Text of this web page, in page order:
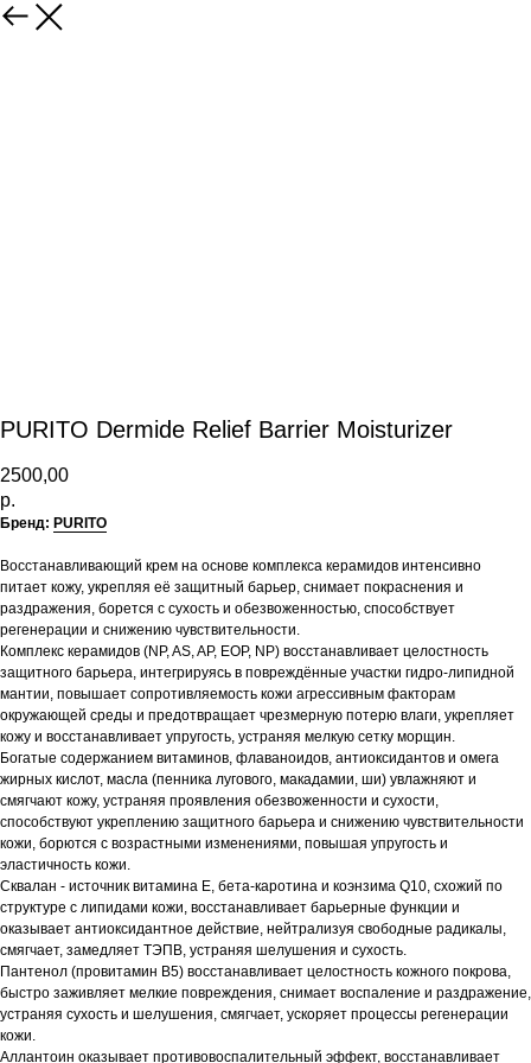
PURITO Dermide Relief Barrier Moisturizer
2500,00
р.
Бренд: PURITO
Восстанавливающий крем на основе комплекса керамидов интенсивно
питает кожу, укрепляя её защитный барьер, снимает покраснения и
раздражения, борется с сухость и обезвоженностью, способствует
регенерации и снижению чувствительности.
Комплекс керамидов (NP, AS, AP, EOP, NP) восстанавливает целостность
защитного барьера, интегрируясь в повреждённые участки гидро-липидной
мантии, повышает сопротивляемость кожи агрессивным факторам
окружающей среды и предотвращает чрезмерную потерю влаги, укрепляет
кожу и восстанавливает упругость, устраняя мелкую сетку морщин.
Богатые содержанием витаминов, флаваноидов, антиоксидантов и омега
жирных кислот, масла (пенника лугового, макадамии, ши) увлажняют и
смягчают кожу, устраняя проявления обезвоженности и сухости,
способствуют укреплению защитного барьера и снижению чувствительности
кожи, борются с возрастными изменениями, повышая упругость и
эластичность кожи.
Сквалан - источник витамина E, бета-каротина и коэнзима Q10, схожий по
структуре с липидами кожи, восстанавливает барьерные функции и
оказывает антиоксидантное действие, нейтрализуя свободные радикалы,
смягчает, замедляет ТЭПВ, устраняя шелушения и сухость.
Пантенол (провитамин B5) восстанавливает целостность кожного покрова,
быстро заживляет мелкие повреждения, снимает воспаление и раздражение,
устраняя сухость и шелушения, смягчает, ускоряет процессы регенерации
кожи.
Аллантоин оказывает противовоспалительный эффект, восстанавливает